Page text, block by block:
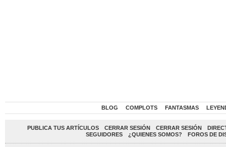
BLOG COMPLOTS FANTASMAS
PUBLICA TUS ARTÍCULOS CERRAR SESIÓN CERRAR SESIÓN
SEGUIDORES
¿QUIENES SOMOS? FOROS DE